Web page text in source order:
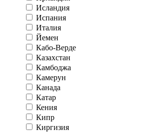
Исландия
Испания
Италия
Йемен
Кабо-Верде
Казахстан
Камбоджа
Камерун
Канада
Катар
Кения
Кипр
Киргизия